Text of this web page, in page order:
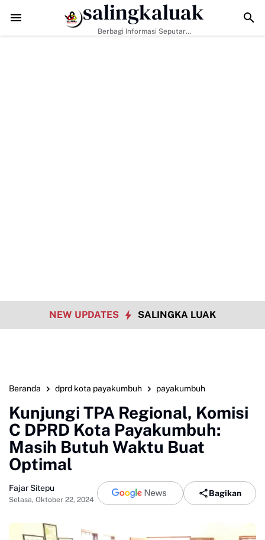
Tantangan Era Digital, Arisal Aziz Ajak Masyarakat Perkuat
salingkaluak
Berbagi Informasi Seputar
NEW UPDATES SALINGKA LUAK
Beranda dprd kota payakumbuh payakumbuh
Kunjungi TPA Regional, Komisi
C DPRD Kota Payakumbuh:
Masih Butuh Waktu Buat
Optimal
Fajar Sitepu
Selasa, Oktober 22, 2024
Bagikan